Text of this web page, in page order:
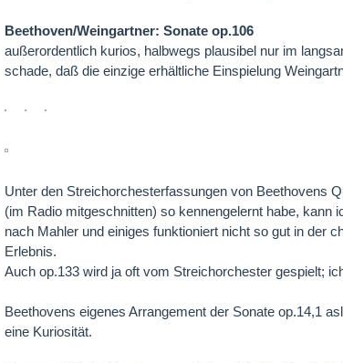
Beethoven/Weingartner: Sonate op.106
außerordentlich kurios, halbwegs plausibel nur im
schade, daß die einzige erhältliche Einspielung
Unter den Streichorchesterfassungen von Beethovens
(im Radio mitgeschnitten) so kennengelernt habe,
nach Mahler und einiges funktioniert nicht so gut in der
Erlebnis.
Auch op.133 wird ja oft vom Streichorchester gespielt;
Beethovens eigenes Arrangement der Sonate op.14,1
eine Kuriosität.